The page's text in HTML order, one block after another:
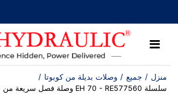
منزل / جميع / وصلات بديلة من كوبوتا /
سلسلة EH 70 - RE577560 وصلة فصل سريعة من جون دير SCV (فولاذية)